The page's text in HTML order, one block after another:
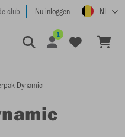
club Nu inloggen NL
1
Dynamic